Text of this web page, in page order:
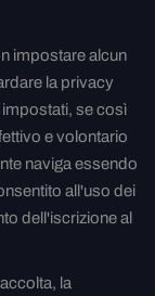
impostare alcun
la privacy
se così
e volontario
naviga essendo
all'uso dei
dell'iscrizione al
la